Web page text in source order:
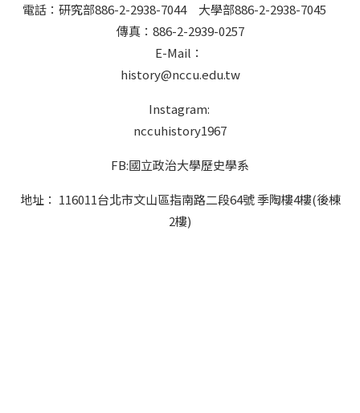
電話：研究部886-2-2938-7044 大學部886-2-2938-7045
傳真：886-2-2939-0257
E-Mail：
history@nccu.edu.tw
Instagram:
nccuhistory1967
FB:國立政治大學歷史學系
地址： 116011台北市文山區指南路二段64號 季陶樓4樓(後棟
2樓)